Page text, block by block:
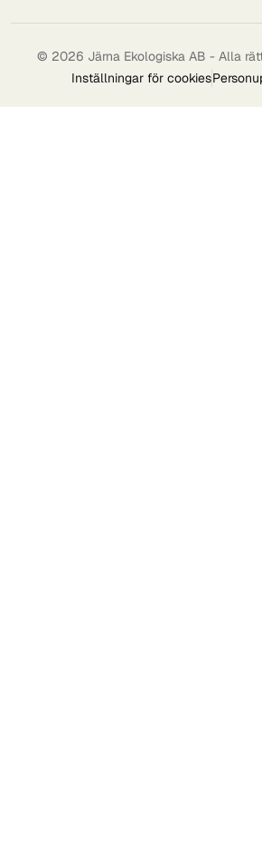
© 2026 Järna Ekologiska AB - Alla
Inställningar för cookies